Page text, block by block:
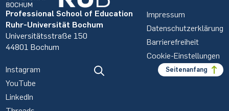
Professional School of Education
Ruhr-Universität Bochum
Universitätsstraße 150
44801 Bochum
Impressum
Datenschutzerklärung
Barrierefreiheit
Cookie-Einstellungen
Instagram
YouTube
LinkedIn
Seitenanfang